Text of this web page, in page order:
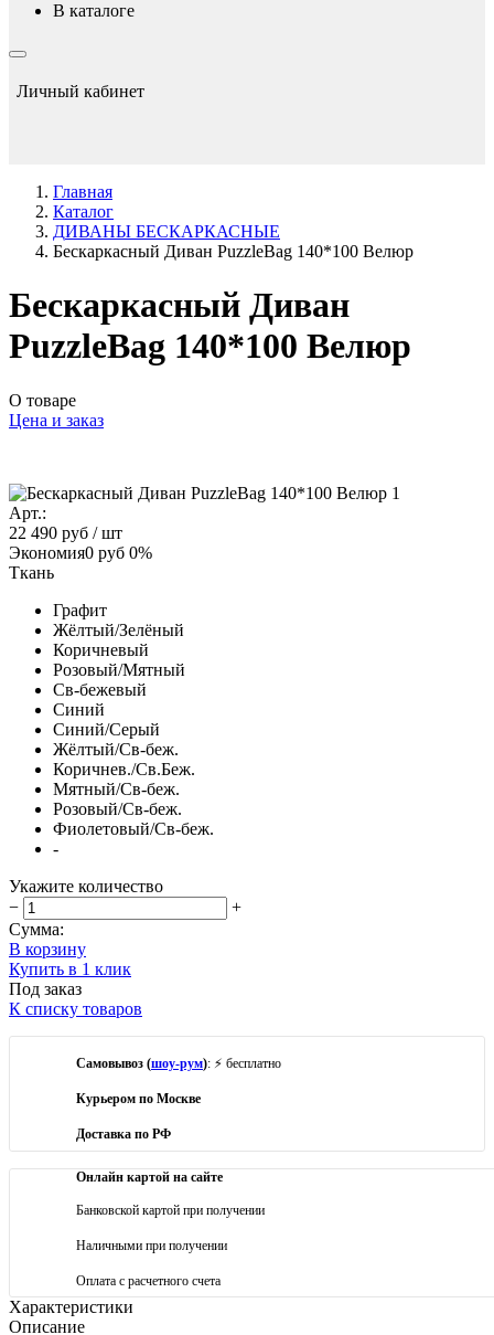
в каталоге
Личный кабинет
Главная
Каталог
ДИВАНЫ БЕСКАРКАСНЫЕ
Бескаркасный Диван PuzzleBag 140*100 Велюр
Бескаркасный Диван
PuzzleBag 140*100 Велюр
О товаре
Цена и заказ
Арт.:
22 490 руб / шт
Экономия0 руб 0%
Ткань
Графит
Жёлтый/Зелёный
Коричневый
Розовый/Мятный
Св-бежевый
Синий
Синий/Серый
Жёлтый/Св-беж.
Коричнев./Св.Беж.
Мятный/Св-беж.
Розовый/Св-беж.
Фиолетовый/Св-беж.
-
Укажите количество
−
+
Сумма:
В корзину
Купить в 1 клик
Под заказ
К списку товаров
Самовывоз (шоу-рум): ⚡ бесплатно
Курьером по Москве
Доставка по РФ
Онлайн картой на сайте
Банковской картой при получении
Наличными при получении
Оплата с расчетного счета
Характеристики
Описание